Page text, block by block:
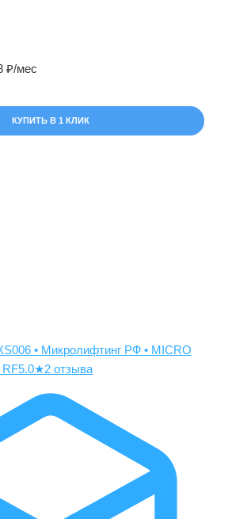
/мес
КУПИТЬ В 1 КЛИК
• Микролифтинг РФ • MICRO
RF5.0★2 отзыва